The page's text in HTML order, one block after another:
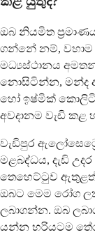
ඔබ නියමිත
ගන්නේ නම්, වහාම
මධ්‍යස්ථානය
නොසිටින්න, මන්ද
හෝ ඉෂ්මික්
අවදානම වැඩි කළ
වැඩිපුර
මළබද්ධය, දැඩි
තෙහෙට්ටුව ඇතුළත්
ඔබට මෙම රෝග
ලබාගන්න. ඔබ
යන්න හරියටම